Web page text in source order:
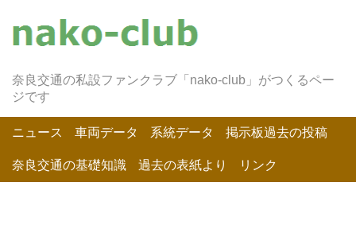
奈良交通の私設ファンクラブ「nako-club」がつくるペー
ジです
ニュース 車両データ 系統データ 掲示板過去の投稿
奈良交通の基礎知識 過去の表紙より リンク